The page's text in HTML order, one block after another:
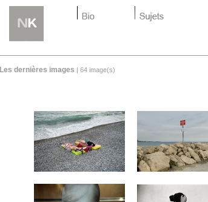
Les dernières images | 64 image(s)